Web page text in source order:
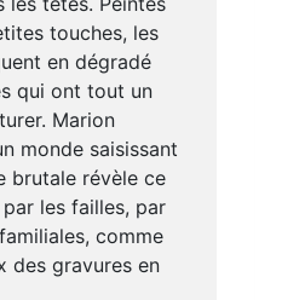
touches, les
en dégradé
qui ont tout un
Marion
monde saisissant
brutale révèle ce
les failles, par
comme
des gravures en